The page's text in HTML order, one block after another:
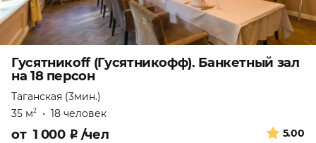
Гусятникоff (Гусятникофф). Банкетный зал
на 18 персон
Таганская (3мин.)
35 м2 • 18 человек
5.00
от 1 000 ₽ /чел